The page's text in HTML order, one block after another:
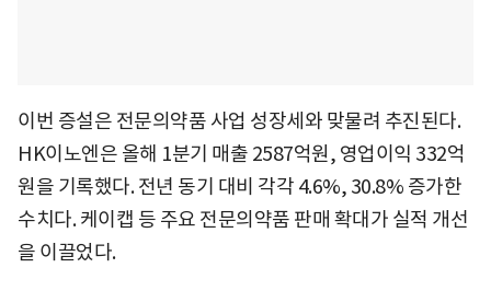
이번 증설은 전문의약품 사업 성장세와 맞물려 추진된다.
HK이노엔은 올해 1분기 매출 2587억원, 영업이익 332억
원을 기록했다. 전년 동기 대비 각각 4.6%, 30.8% 증가한
수치다. 케이캡 등 주요 전문의약품 판매 확대가 실적 개선
을 이끌었다.